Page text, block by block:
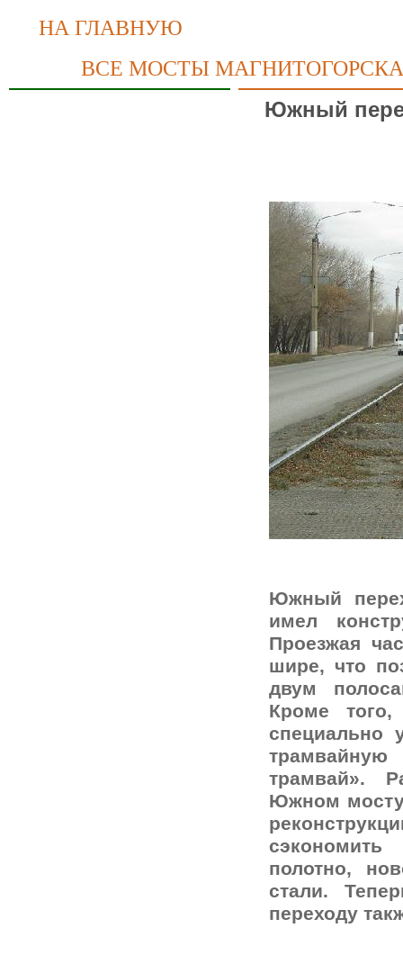
НА ГЛАВНУЮ
ВСЕ МОСТЫ МАГНИТОГОРСКА
Южный
Южный
имел
Проезжая
шире, что
двум
Кроме
специально
трамвай».
Южном мосту
полотно,
стали.
переходу